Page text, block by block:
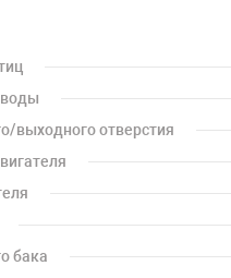
выходного отверстия
бака